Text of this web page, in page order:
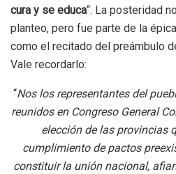
cura y se educa“. La posteridad
planteo, pero fue parte de la
como el recitado del preámbulo
Vale recordarlo:
“Nos los representantes del
reunidos en Congreso General
elección de las provincias
cumplimiento de pactos
constituir la unión nacional,